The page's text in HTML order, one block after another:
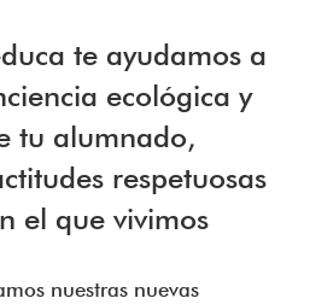
te ayudamos a
ecológica y
tu alumnado,
respetuosas
el que vivimos
nuestras nuevas